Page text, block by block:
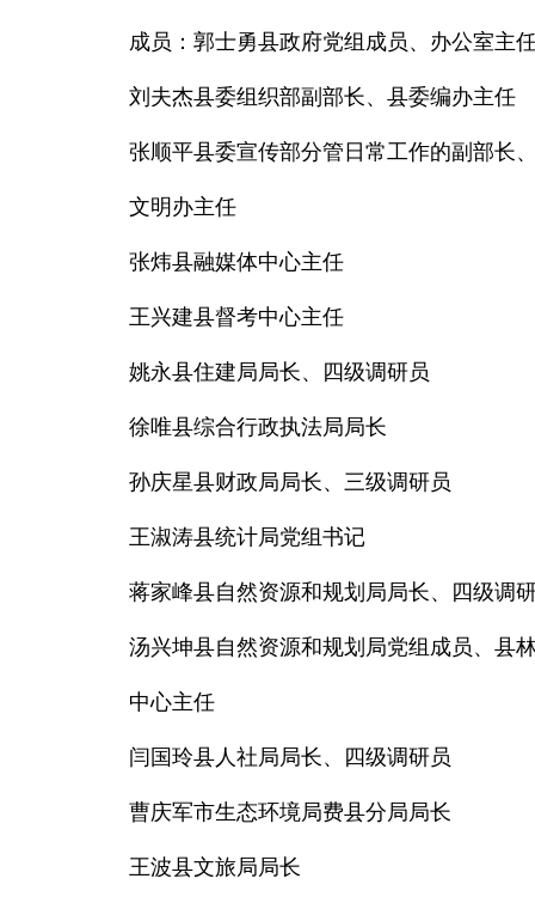
成员：郭士勇县政府党组成员、办公室主
刘夫杰县委组织部副部长、县委编办主任
张顺平县委宣传部分管日常工作的副部长
文明办主任
张炜县融媒体中心主任
王兴建县督考中心主任
姚永县住建局局长、四级调研员
徐唯县综合行政执法局局长
孙庆星县财政局局长、三级调研员
王淑涛县统计局党组书记
蒋家峰县自然资源和规划局局长、四级调
汤兴坤县自然资源和规划局党组成员、县
中心主任
闫国玲县人社局局长、四级调研员
曹庆军市生态环境局费县分局局长
王波县文旅局局长